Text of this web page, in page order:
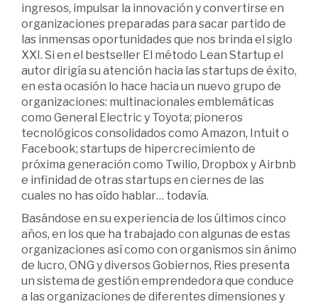
ingresos, impulsar la innovación y convertirse en
organizaciones preparadas para sacar partido de
las inmensas oportunidades que nos brinda el siglo
XXI. Si en el bestseller El método Lean Startup el
autor dirigía su atención hacia las startups de éxito,
en esta ocasión lo hace hacia un nuevo grupo de
organizaciones: multinacionales emblemáticas
como General Electric y Toyota; pioneros
tecnológicos consolidados como Amazon, Intuit o
Facebook; startups de hipercrecimiento de
próxima generación como Twilio, Dropbox y Airbnb
e infinidad de otras startups en ciernes de las
cuales no has oído hablar… todavía.
Basándose en su experiencia de los últimos cinco
años, en los que ha trabajado con algunas de estas
organizaciones así como con organismos sin ánimo
de lucro, ONG y diversos Gobiernos, Ries presenta
un sistema de gestión emprendedora que conduce
a las organizaciones de diferentes dimensiones y